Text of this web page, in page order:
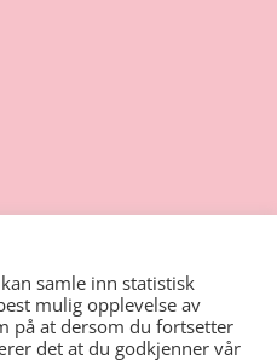
og kulturforum
Vimeo
Instagram
samle inn statistisk
mulig opplevelse av
på at dersom du fortsetter
det at du godkjenner vår